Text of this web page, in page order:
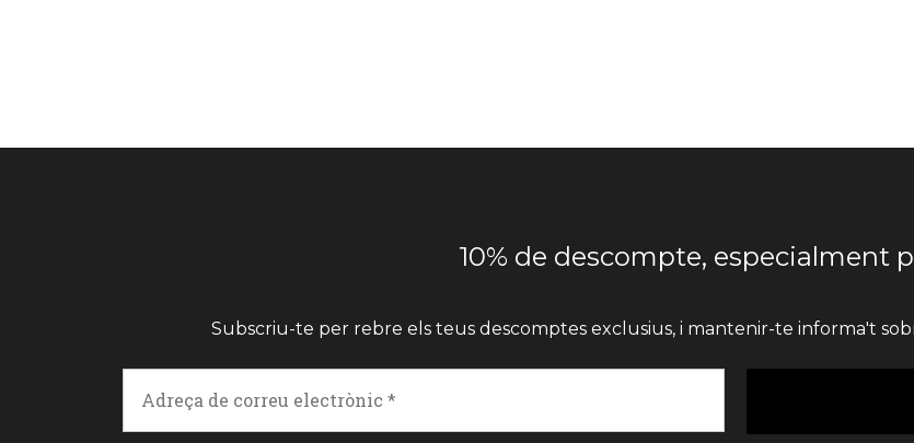
10% de descompte, especialment
Subscriu-te per rebre els teus descomptes exclusius, i mantenir-te informa't